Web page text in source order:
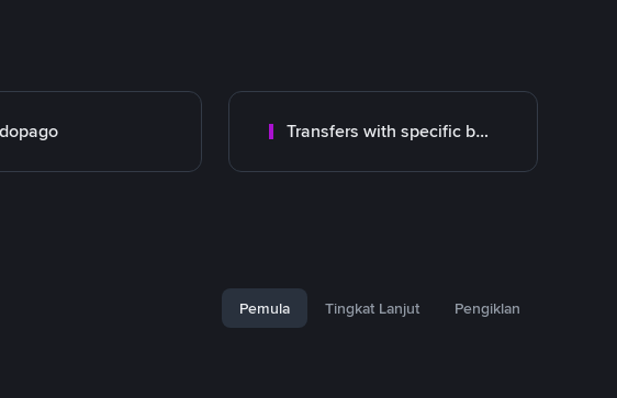
Transfers with specific bank
Pemula Tingkat Lanjut Pengiklan